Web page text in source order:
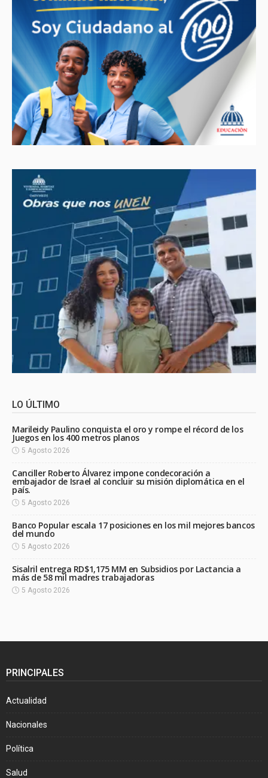
LO ÚLTIMO
Marileidy Paulino conquista el oro y rompe el récord de los
Juegos en los 400 metros planos
5 Agosto 2026
Canciller Roberto Álvarez impone condecoración a
embajador de Israel al concluir su misión diplomática en el
país.
5 Agosto 2026
Banco Popular escala 17 posiciones en los mil mejores bancos
del mundo
5 Agosto 2026
Sisalril entrega RD$1,175 MM en Subsidios por Lactancia a
más de 58 mil madres trabajadoras
5 Agosto 2026
PRINCIPALES
Actualidad
Nacionales
Política
Salud